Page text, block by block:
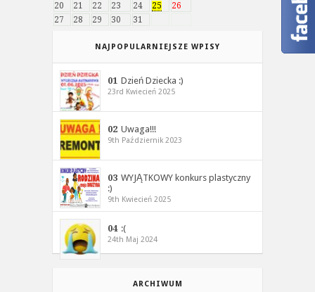
20
21 22 23 24 25
26
27
28 29 30 31
NAJPOPULARNIEJSZE WPISY
01 Dzień Dziecka :)
23rd Kwiecień 2025
02 Uwaga!!!
9th Październik 2023
03 WYJĄTKOWY konkurs plastyczny
:)
9th Kwiecień 2025
04 :(
24th Maj 2024
ARCHIWUM